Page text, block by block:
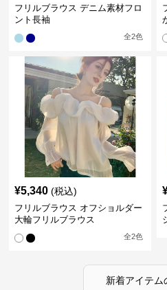
フリルブラウス デニム素材フロ
ント長袖
全2色
¥5,340 (税込)
フリルブラウス オフショルダー
大輪フリルブラウス
全2色
新着アイテム